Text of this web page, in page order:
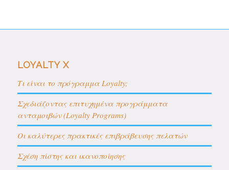
LOYALTY X
Τι είναι τo πρόγραμμα Loyalty;
Σχεδιάζοντας επιτυχημένα προγράμματα
ανταμοιβών (Loyalty Programs)
Οι καλύτερες πρακτικές επιβράβευσης πελατών
Σχέση πίστης και ικανοποίησης